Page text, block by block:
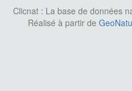
Clicnat : La base de données
Réalisé à partir de